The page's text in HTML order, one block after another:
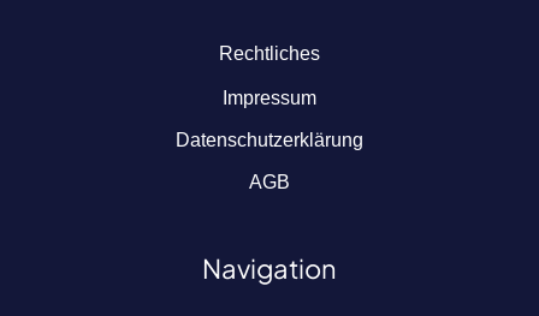
Rechtliches
Impressum
Datenschutzerklärung
AGB
Navigation